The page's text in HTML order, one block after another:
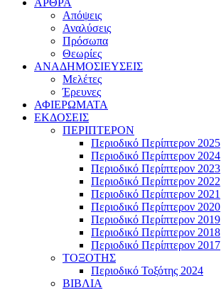
ΑΡΘΡΑ
Απόψεις
Αναλύσεις
Πρόσωπα
Θεωρίες
ΑΝΑΔΗΜΟΣΙΕΥΣΕΙΣ
Μελέτες
Έρευνες
ΑΦΙΕΡΩΜΑΤΑ
ΕΚΔΟΣΕΙΣ
ΠΕΡΙΠΤΕΡΟΝ
Περιοδικό Περίπτερον 2025
Περιοδικό Περίπτερον 2024
Περιοδικό Περίπτερον 2023
Περιοδικό Περίπτερον 2022
Περιοδικό Περίπτερον 2021
Περιοδικό Περίπτερον 2020
Περιοδικό Περίπτερον 2019
Περιοδικό Περίπτερον 2018
Περιοδικό Περίπτερον 2017
ΤΟΞΟΤΗΣ
Περιοδικό Τοξότης 2024
ΒΙΒΛΙΑ